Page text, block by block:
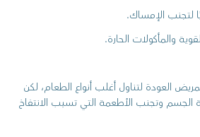
لتجنب الإمساك.
والمأكولات الحارة.
العودة لتناول أغلب أنواع الطعام، لكن
الجسم وتجنب الأطعمة التي تسبب الانتفاخ